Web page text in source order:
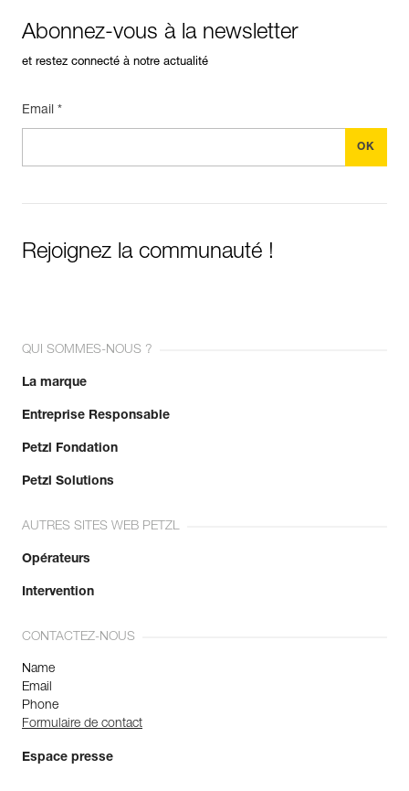
Abonnez-vous à la newsletter
et restez connecté à notre actualité
Email *
Rejoignez la communauté !
QUI SOMMES-NOUS ?
La marque
Entreprise Responsable
Petzl Fondation
Petzl Solutions
AUTRES SITES WEB PETZL
Opérateurs
Intervention
CONTACTEZ-NOUS
Name
Email
Phone
Formulaire de contact
Espace presse